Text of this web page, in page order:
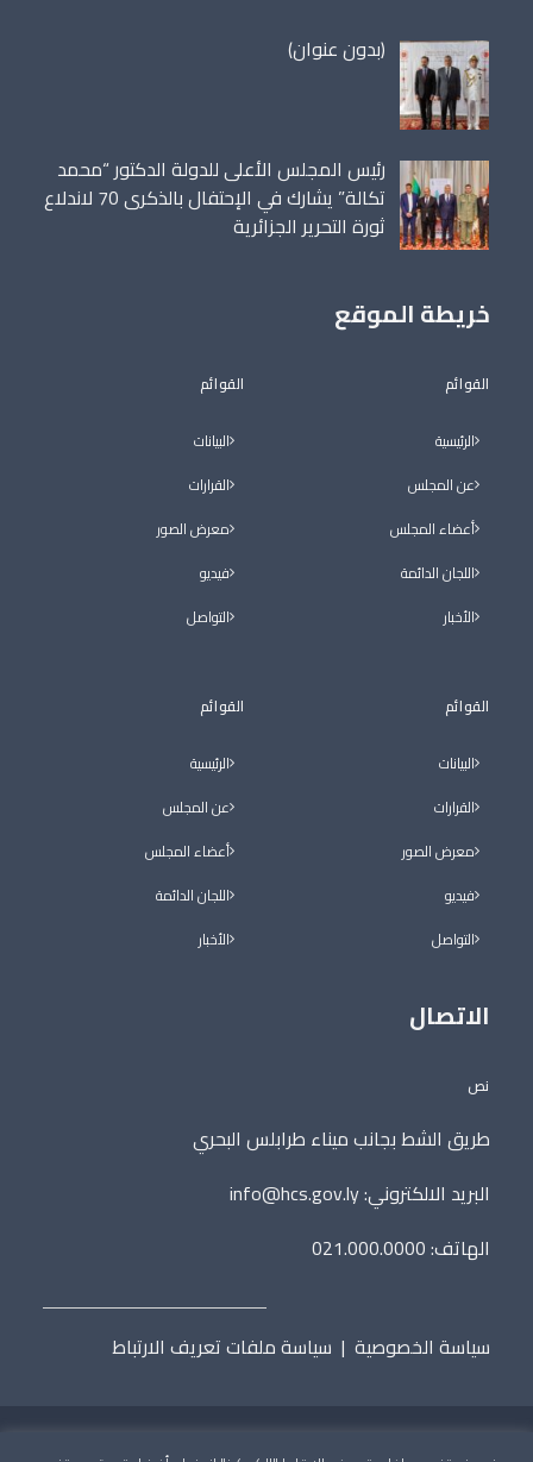
(بدون عنوان)مقالة
رئيس المجلس الأعلى للدولة الدكتور “محمد
تكالة” يشارك في الإحتفال بالذكرى 70 لاندلاع
ثورة التحرير الجزائرية
خريطة الموقع
القوائم
الرئيسية
عن المجلس
أعضاء المجلس
اللجان الدائمة
الأخبار
القوائم
البيانات
القرارات
معرض الصور
فيديو
التواصل
القوائم
البيانات
القرارات
معرض الصور
فيديو
التواصل
القوائم
الرئيسية
عن المجلس
أعضاء المجلس
اللجان الدائمة
الأخبار
الاتصال
نص
طريق الشط بجانب ميناء طرابلس البحري
البريد الالكتروني:info@hcs.gov.ly
الهاتف: 021.000.0000
سياسة الخصوصية | سياسة ملفات تعريف الارتباط